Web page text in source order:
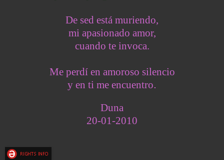
De sed está muriendo,
mi apasionado amor,
cuando te invoca.
Me perdí en amoroso silencio
y en ti me encuentro.
Duna
20-01-2010